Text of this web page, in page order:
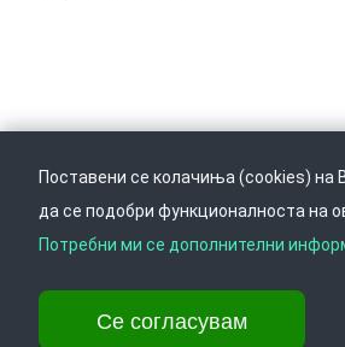
Врати се горе
Поставени се колачиња (cookies) на
да се подобри функционалноста на
Потребни ми се дополнителни
Се согласувам